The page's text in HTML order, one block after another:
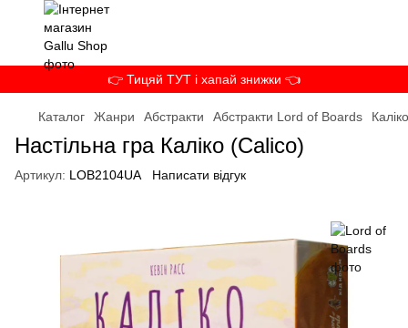
👉 Тицяй ТУТ і хапай знижки 👈
Каталог Жанри Абстракти Абстракти Lord of Boards
Настільна гра Каліко (Calico)
Артикул: LOB2104UA Написати відгук